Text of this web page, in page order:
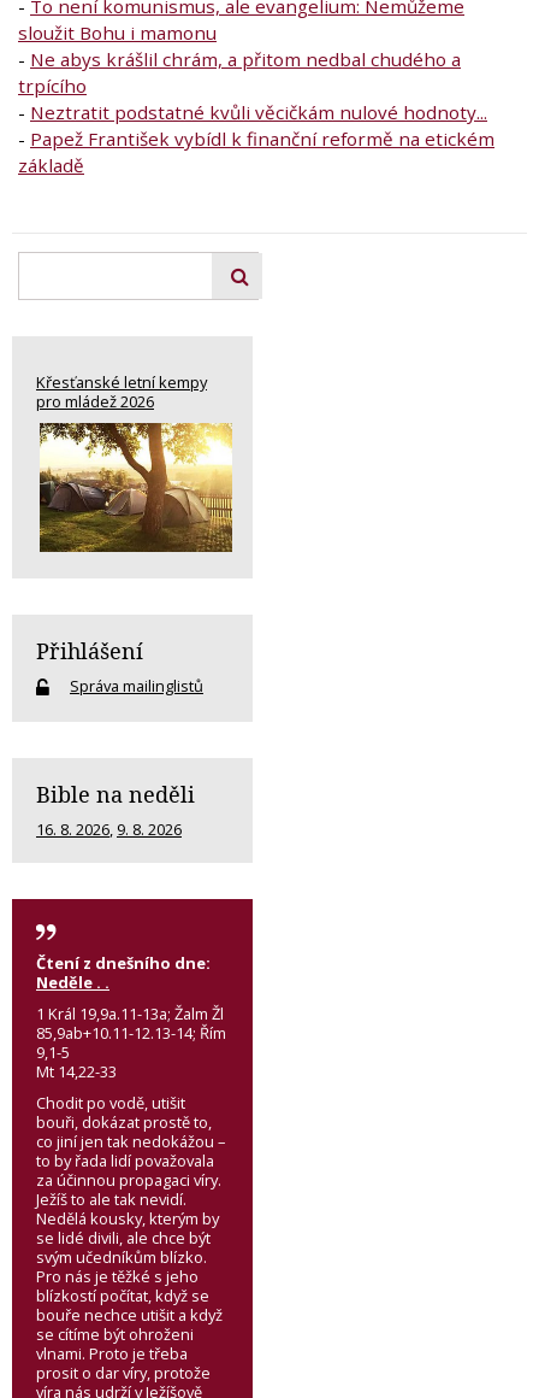
- To není komunismus, ale evangelium: Nemůžeme
sloužit Bohu i mamonu
- Ne abys krášlil chrám, a přitom nedbal chudého a
trpícího
- Neztratit podstatné kvůli věcičkám nulové hodnoty...
- Papež František vybídl k finanční reformě na etickém
základě
Křesťanské letní kempy
pro mládež 2026
Přihlášení
Správa mailinglistů
Bible na neděli
16. 8. 2026, 9. 8. 2026
Čtení z dnešního dne:
Neděle . .
1 Král 19,9a.11-13a; Žalm Žl
85,9ab+10.11-12.13-14; Řím
9,1-5
Mt 14,22-33
Chodit po vodě, utišit
bouři, dokázat prostě to,
co jiní jen tak nedokážou –
to by řada lidí považovala
za účinnou propagaci víry.
Ježíš to ale tak nevidí.
Nedělá kousky, kterým by
se lidé divili, ale chce být
svým učedníkům blízko.
Pro nás je těžké s jeho
blízkostí počítat, když se
bouře nechce utišit a když
se cítíme být ohroženi
vlnami. Proto je třeba
prosit o dar víry, protože
víra nás udrží v Ježíšově